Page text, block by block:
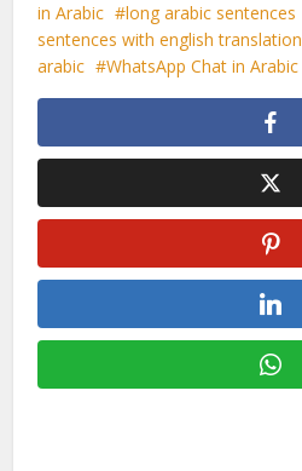
in Arabic
long arabic sentences
sentences with english translation
arabic
WhatsApp Chat in Arabic